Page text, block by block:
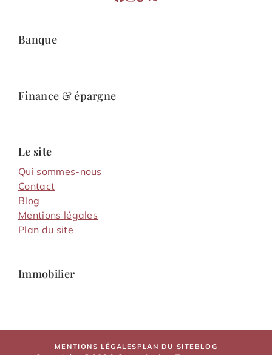
Banque
Finance & épargne
Le site
Qui sommes-nous
Contact
Blog
Mentions légales
Plan du site
Immobilier
MENTIONS LÉGALES PLAN DU SITE BLOG